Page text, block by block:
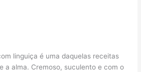
linguiça é uma daquelas receitas
a alma. Cremoso, suculento e com o